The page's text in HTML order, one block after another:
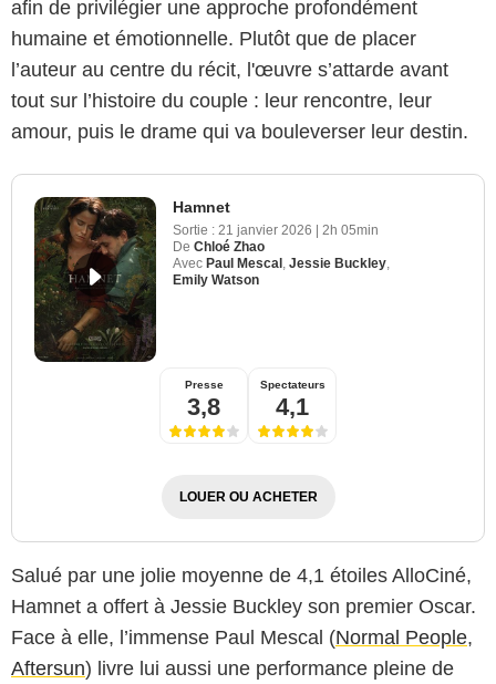
afin de privilégier une approche profondément
humaine et émotionnelle. Plutôt que de placer
l’auteur au centre du récit, l'œuvre s’attarde avant
tout sur l’histoire du couple : leur rencontre, leur
amour, puis le drame qui va bouleverser leur destin.
Hamnet
Sortie : 21 janvier 2026
2h 05min
De Chloé Zhao
Avec Paul Mescal , Jessie Buckley,
Emily Watson
Presse
3,8
Spectateurs
4,1
LOUER OU ACHETER
Salué par une jolie moyenne de 4,1 étoiles AlloCiné,
Hamnet a offert à Jessie Buckley son premier Oscar.
Face à elle, l’immense Paul Mescal (Normal People,
Aftersun) livre lui aussi une performance pleine de